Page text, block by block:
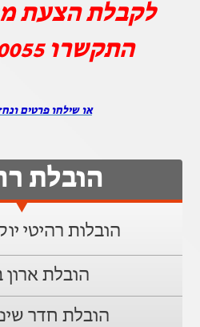
לקבלת הצעת
התקשרו
או שילחו פרטים
הובלת
הובלות רהיטי
הובלת ארון
הובלת חדר